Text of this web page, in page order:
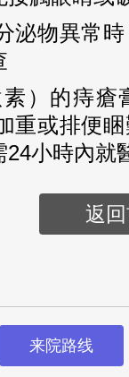
泌物異常
）的痔瘡
重或排便
24小時內就
返
来院路线